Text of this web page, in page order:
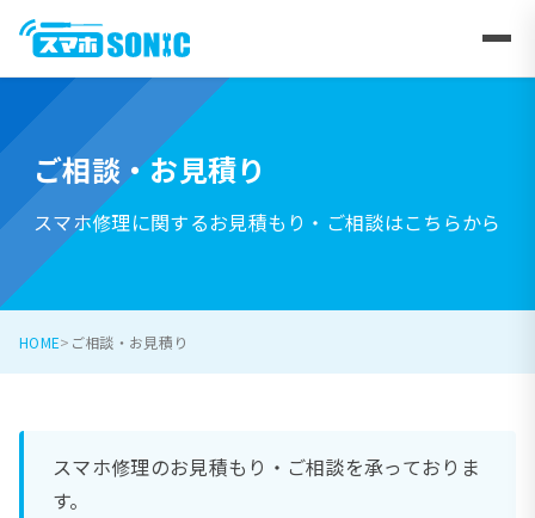
ご相談・お見積り
スマホ修理に関するお見積もり・ご相談はこちらから
HOME ご相談・お見積り
スマホ修理のお見積もり・ご相談を承っておりま
す。